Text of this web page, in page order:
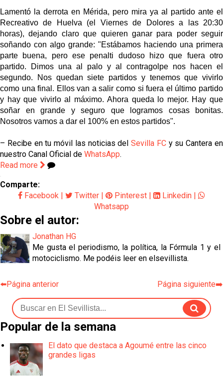
Lamentó la derrota en Mérida, pero mira ya al partido ante el
Recreativo de Huelva (el Viernes de Dolores a las 20:30
horas), dejando claro que quieren ganar para poder seguir
soñando con algo grande: "Estábamos haciendo una primera
parte buena, pero ese penalti dudoso hizo que fuera otro
partido. Dimos una al palo y al contragolpe nos hacen el
segundo.
Nos quedan siete partidos y tenemos que vivirlo
como una final. Ellos van a salir como si fuera el último partido
y hay que vivirlo al máximo.Ahora queda lo mejor. Hay que
soñar en grande y seguro que logramos cosas bonitas.
Nosotros vamos a dar el 100% en estos partidos".
– Recibe en tu móvil las noticias delSevilla FCy su Cantera en
nuestro Canal Oficial de WhatsApp.
Read more
Comparte:
Facebook
Twitter Pinterest Linkedin
Whatsapp
Sobre el autor:
Jonathan HG
Me gusta el periodismo, la política, la Fórmula 1 y el
motociclismo. Me podéis leer en elsevillista.
⬅️Página anterior Página siguiente➡️
Popular de la semana
El dato que destaca a Agoumé entre las cinco
grandes ligas